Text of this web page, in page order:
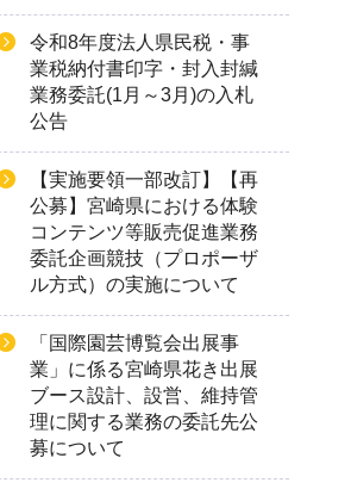
令和8年度法人県民税・事
業税納付書印字・封入封緘
業務委託(1月～3月)の入札
公告
【実施要領一部改訂】【再
公募】宮崎県における体験
コンテンツ等販売促進業務
委託企画競技（プロポーザ
ル方式）の実施について
「国際園芸博覧会出展事
業」に係る宮崎県花き出展
ブース設計、設営、維持管
理に関する業務の委託先公
募について